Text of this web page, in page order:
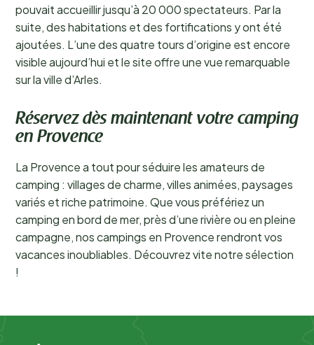
pouvait accueillir jusqu’à 20 000 spectateurs. Par la
suite, des habitations et des fortifications y ont été
ajoutées. L’une des quatre tours d’origine est encore
visible aujourd’hui et le site offre une vue remarquable
sur la ville d’Arles.
Réservez dès maintenant votre camping
en Provence
La Provence a tout pour séduire les amateurs de
camping : villages de charme, villes animées, paysages
variés et riche patrimoine. Que vous préfériez un
camping en bord de mer, près d’une rivière ou en pleine
campagne, nos campings en Provence rendront vos
vacances inoubliables. Découvrez vite notre sélection
!